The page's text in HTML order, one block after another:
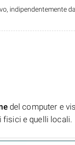
indipendentemente
del computer e
fisici e quelli locali.